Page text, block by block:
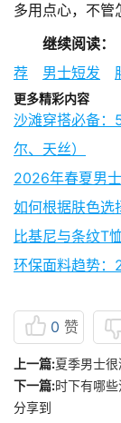
多用点心，不管
继续阅读：
荐
男士短发
更多精彩内容
沙滩穿搭必备：
尔、天丝）
2026年春夏男
如何根据肤色选
比基尼与条纹T
环保面料趋势：
0 赞
上一篇:夏季男士
下一篇:时下有哪
分享到